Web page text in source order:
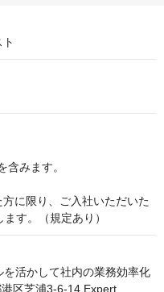
みます。
に限り、ご入社いただいた
す。（規定あり）